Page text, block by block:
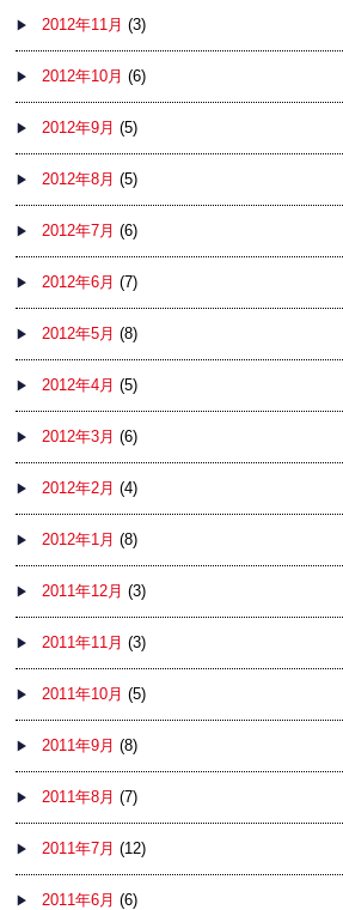
2012年11月 (3)
2012年10月 (6)
2012年9月 (5)
2012年8月 (5)
2012年7月 (6)
2012年6月 (7)
2012年5月 (8)
2012年4月 (5)
2012年3月 (6)
2012年2月 (4)
2012年1月 (8)
2011年12月 (3)
2011年11月 (3)
2011年10月 (5)
2011年9月 (8)
2011年8月 (7)
2011年7月 (12)
2011年6月 (6)